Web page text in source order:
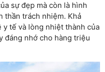
sự đẹp mà còn là hình
thần trách nhiệm. Khả
y tế và lòng nhiệt thành của
đáng nhớ cho hàng triệu